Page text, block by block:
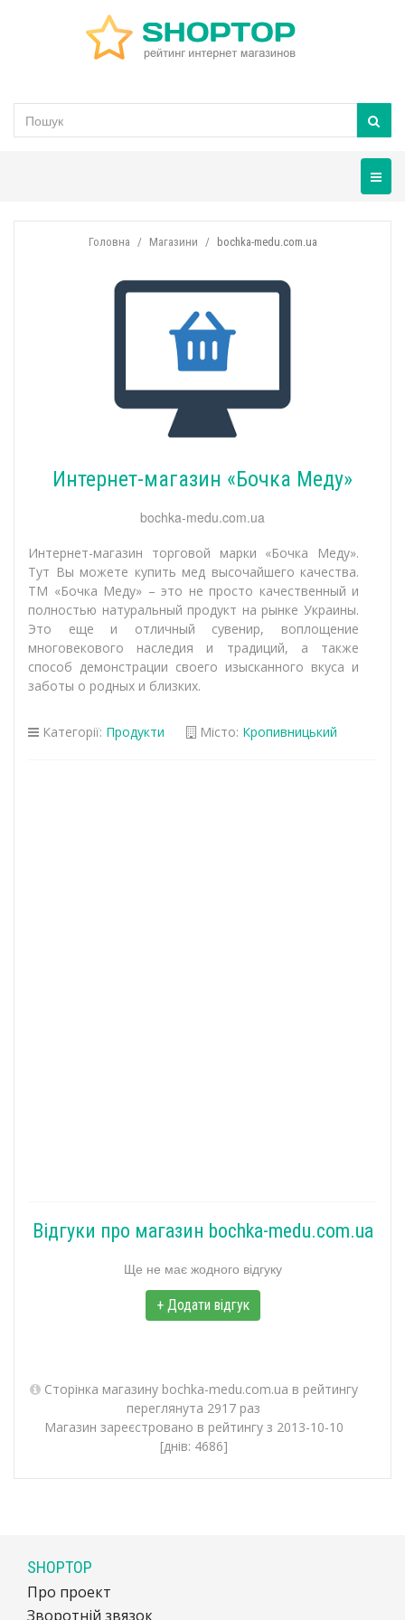
Головна Магазини bochka-medu.com.ua
Интернет-магазин «Бочка Меду»
bochka-medu.com.ua
Интернет-магазин торговой марки «Бочка Меду».
Тут Вы можете купить мед высочайшего качества.
ТМ «Бочка Меду» – это не просто качественный и
полностью натуральный продукт на рынке Украины.
Это еще и отличный сувенир, воплощение
многовекового наследия и традиций, а также
способ демонстрации своего изысканного вкуса и
заботы о родных и близких.
Категорії: Продукти Місто: Кропивницький
Відгуки про магазин bochka-medu.com.ua
Ще не має жодного відгуку
+ Додати відгук
Сторінка магазину bochka-medu.com.ua в рейтингу
переглянута 2917 раз
Магазин зареєстровано в рейтингу з 2013-10-10
[днів: 4686]
SHOPTOP
Про проект
Зворотній звязок